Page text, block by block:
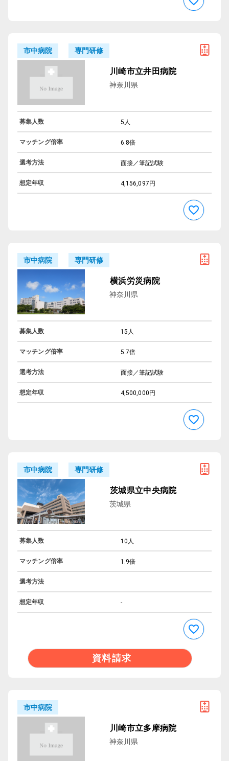
市中病院 専門研修
川崎市立井田病院
神奈川県
募集人数 5人
マッチング倍率 6.8倍
選考方法 面接／筆記試験
想定年収 4,156,097円
市中病院 専門研修
横浜労災病院
神奈川県
募集人数 15人
マッチング倍率 5.7倍
選考方法 面接／筆記試験
想定年収 4,500,000円
市中病院 専門研修
茨城県立中央病院
茨城県
募集人数 10人
マッチング倍率 1.9倍
選考方法
想定年収 -
資料請求
市中病院
川崎市立多摩病院
神奈川県